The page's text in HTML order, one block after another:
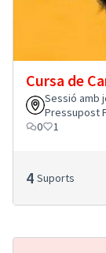
Cursa de
Sessió amb
Pressupost
0
1
4 Suports